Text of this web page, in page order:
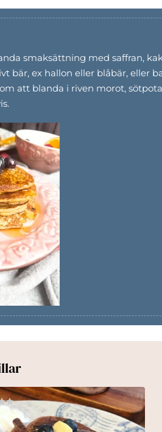
smaksättning med saffran,
bär, ex hallon eller blåbär, eller
att blanda i riven morot,